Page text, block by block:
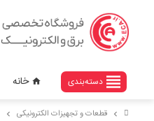
view_headline دسته‌بندی home خانه
chevron_right قطعات و تجهیزات الکترونیکی chevron_right